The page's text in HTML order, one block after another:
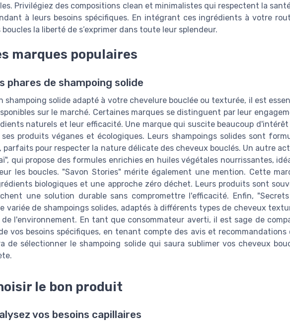
Privilégiez des compositions clean et minimalistes qui respectent la
à leurs besoins spécifiques. En intégrant ces ingrédients à votre
la liberté de s’exprimer dans toute leur splendeur.
marques populaires
phares de shampoing solide
shampoing solide adapté à votre chevelure bouclée ou texturée, il est
sur le marché. Certaines marques se distinguent par leur
naturels et leur efficacité. Une marque qui suscite beaucoup d'intérêt
produits véganes et écologiques. Leurs shampoings solides sont
parfaits pour respecter la nature délicate des cheveux bouclés. Un autre
qui propose des formules enrichies en huiles végétales nourrissantes,
les boucles. "Savon Stories" mérite également une mention. Cette
biologiques et une approche zéro déchet. Leurs produits sont
une solution durable sans compromettre l'efficacité. Enfin,
variée de shampoings solides, adaptés à différents types de cheveux
l'environnement. En tant que consommateur averti, il est sage de
vos besoins spécifiques, en tenant compte des avis et recommandations
de sélectionner le shampoing solide qui saura sublimer vos cheveux
le bon produit
vos besoins capillaires